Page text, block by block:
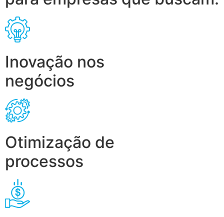
Inovação nos
negócios
Otimização de
processos